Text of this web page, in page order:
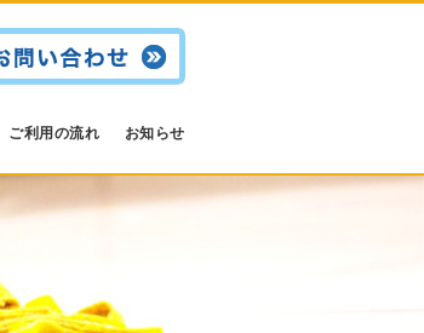
ご利用の流れ お知らせ